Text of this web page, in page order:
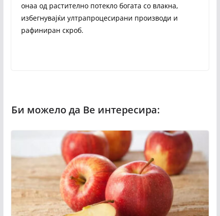
онаа од растително потекло богата со влакна,
избегнувајќи ултрапроцесирани производи и
рафиниран скроб.